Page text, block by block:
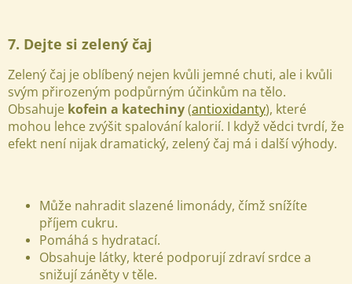
7. Dejte si zelený čaj
Zelený čaj je oblíbený nejen kvůli jemné chuti, ale i kvůli
svým přirozeným podpůrným účinkům na tělo.
Obsahuje kofein a katechiny(antioxidanty), které
mohou lehce zvýšit spalování kalorií. I když vědci tvrdí, že
efekt není nijak dramatický, zelený čaj má i další výhody.
Může nahradit slazené limonády, čímž snížíte
příjem cukru.
Pomáhá s hydratací.
Obsahuje látky, které podporují zdraví srdce a
snižují záněty v těle.